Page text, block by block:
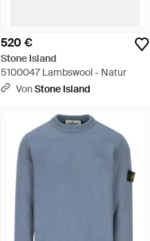
520 €
Stone Island
5100047 Lambswool - Natur
VonStone Island